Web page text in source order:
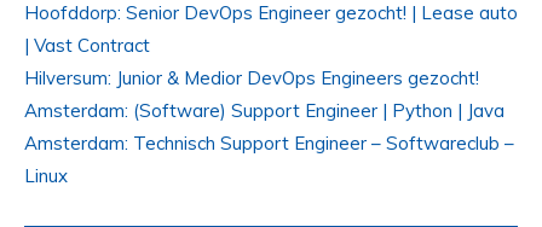
Hoofddorp: Senior DevOps Engineer gezocht! | Lease auto
| Vast Contract
Hilversum: Junior & Medior DevOps Engineers gezocht!
Amsterdam: (Software) Support Engineer | Python | Java
Amsterdam: Technisch Support Engineer – Softwareclub –
Linux